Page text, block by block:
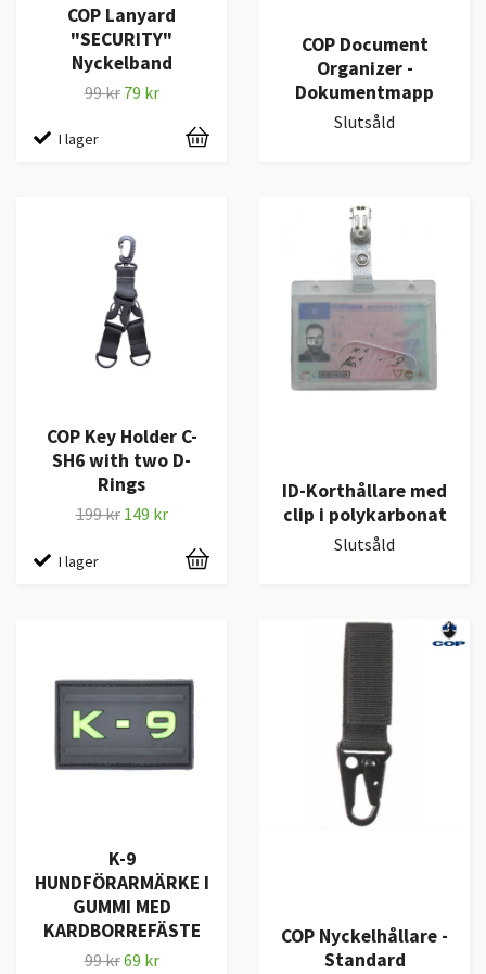
COP Lanyard
"SECURITY"
Nyckelband
99 kr 79 kr
I lager
COP Document
Organizer -
Dokumentmapp
Slutsåld
COP Key Holder C-
SH6 with two D-
Rings
199 kr 149 kr
I lager
ID-Korthållare med
clip i polykarbonat
Slutsåld
K-9
HUNDFÖRARMÄRKE I
GUMMI MED
KARDBORREFÄSTE
99 kr69 kr
COP Nyckelhållare -
Standard